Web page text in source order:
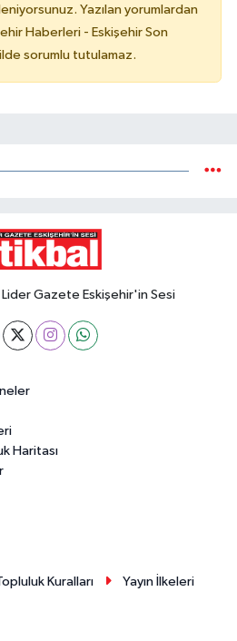
Yazılan yorumlardan
Haberleri - Eskişehir Son
sorumlu tutulamaz.
Gazete Eskişehir'in Sesi
Haritası
Kuralları
Yayın İlkeleri